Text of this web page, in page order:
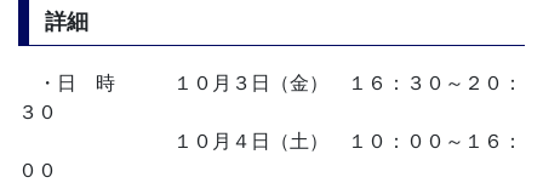
詳細
・日 時 １０月３日（金） １６：３０～２０：
３０
１０月４日（土） １０：００～１６：
００